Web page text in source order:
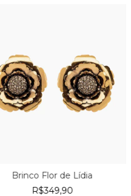
Brinco Flor de Lídia
R$349,90